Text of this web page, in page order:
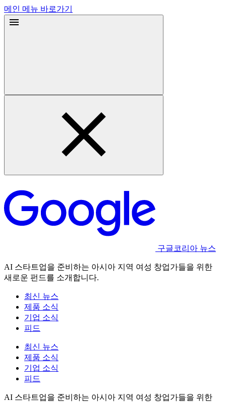
메인 메뉴 바로가기
구글코리아 뉴스
AI 스타트업을 준비하는 아시아 지역 여성 창업가들을 위한
새로운 펀드를 소개합니다.
최신 뉴스
제품 소식
기업 소식
피드
최신 뉴스
제품 소식
기업 소식
피드
AI 스타트업을 준비하는 아시아 지역 여성 창업가들을 위한